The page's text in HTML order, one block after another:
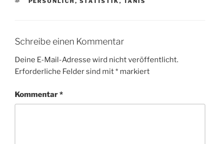
Schreibe einen Kommentar
Deine E-Mail-Adresse wird nicht veröffentlicht.
Erforderliche Felder sind mit* markiert
Kommentar*